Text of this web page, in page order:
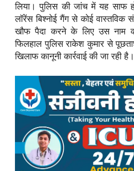
लिया। पुलिस की जांच में यह साफ
लॉरेंस बिश्नोई गैंग से कोई वास्तविक
खौफ पैदा करने के लिए उस नाम
फिलहाल पुलिस राकेश कुमार से
खिलाफ कानूनी कार्रवाई की जा रही है।